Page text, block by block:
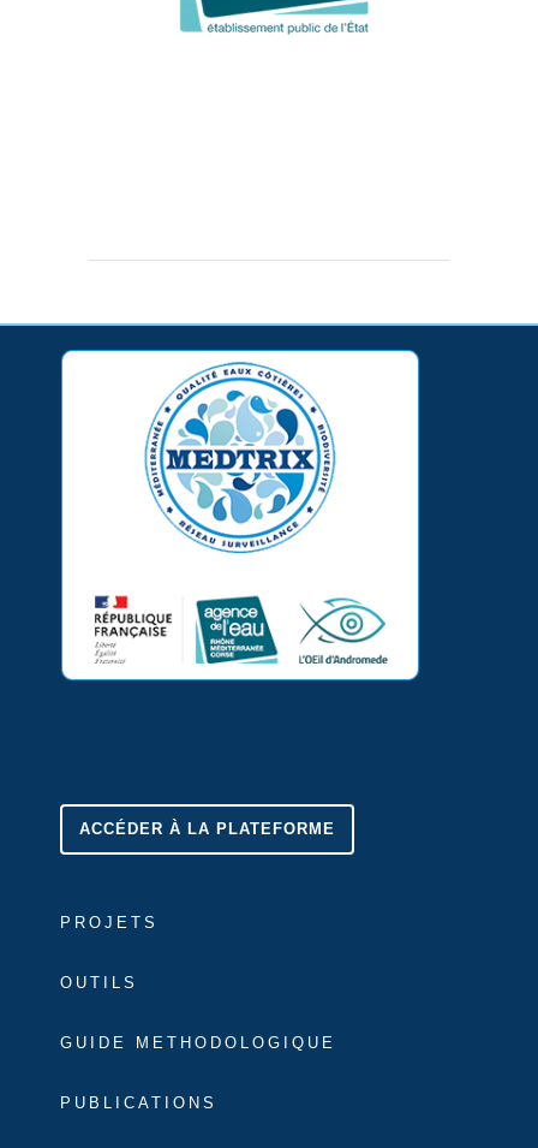
ACCÉDER À LA PLATEFORME
PROJETS
OUTILS
GUIDE METHODOLOGIQUE
PUBLICATIONS